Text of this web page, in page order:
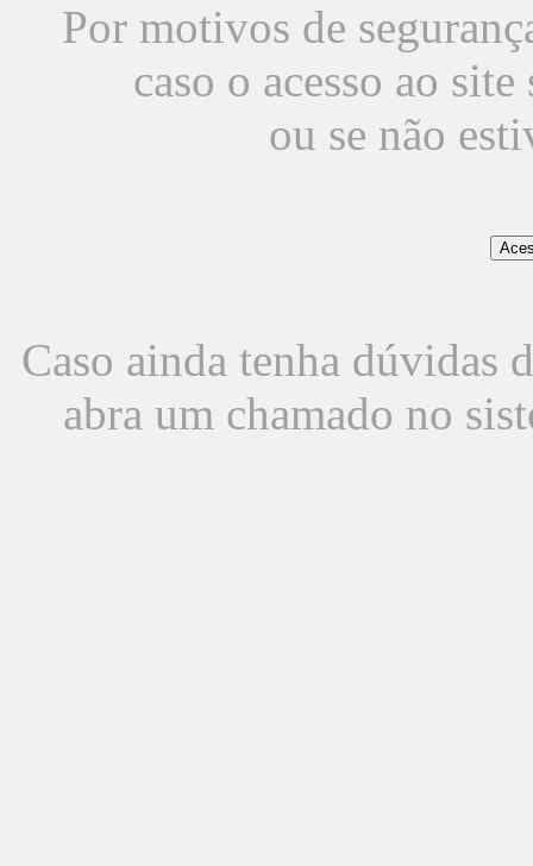
Por motivos de
caso o acesso ao
ou se não
Caso ainda tenha dúvidas
abra um chamado no